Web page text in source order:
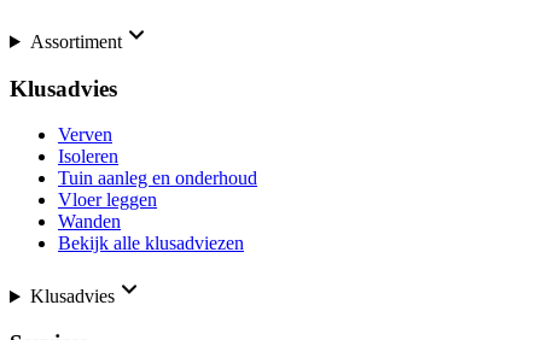
Assortiment
Klusadvies
Verven
Isoleren
Tuin aanleg en onderhoud
Vloer leggen
Wanden
Bekijk alle klusadviezen
Klusadvies